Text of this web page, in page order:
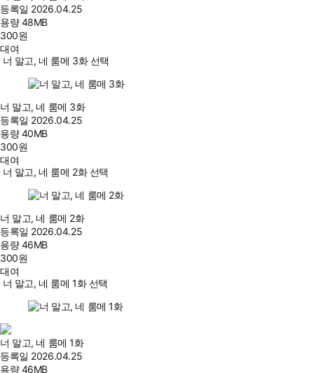
등록일 2026.04.25
용량48MB
300원
대여
너 말고, 네 룸메 3화 선택
너 말고, 네 룸메 3화
등록일 2026.04.25
용량40MB
300원
대여
너 말고, 네 룸메 2화 선택
너 말고, 네 룸메 2화
등록일 2026.04.25
용량46MB
300원
대여
너 말고, 네 룸메 1화 선택
너 말고, 네 룸메 1화
등록일 2026.04.25
용량46MB